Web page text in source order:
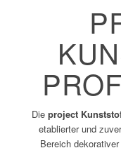
Die project
etablierter und
Bereich